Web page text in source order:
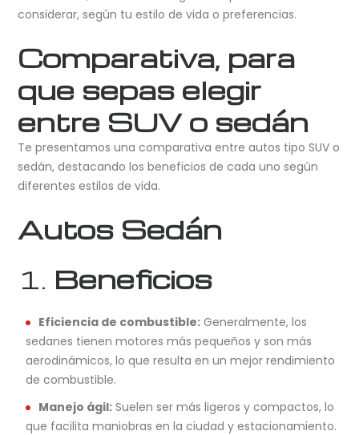
considerar, según tu estilo de vida o preferencias.
Comparativa, para
que sepas elegir
entre SUV o sedán
Te presentamos una comparativa entre autos tipo SUV o
sedán, destacando los beneficios de cada uno según
diferentes estilos de vida.
Autos Sedán
1. Beneficios
Eficiencia de combustible: Generalmente, los
sedanes tienen motores más pequeños y son más
aerodinámicos, lo que resulta en un mejor rendimiento
de combustible.
Manejo ágil: Suelen ser más ligeros y compactos, lo
que facilita maniobras en la ciudad y estacionamiento.